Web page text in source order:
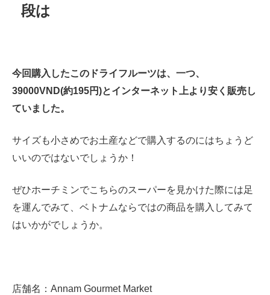
段は
今回購入したこのドライフルーツは、一つ、
39000VND(約195円)とインターネット上より安く販売し
ていました。
サイズも小さめでお土産などで購入するのにはちょうど
いいのではないでしょうか！
ぜひホーチミンでこちらのスーパーを見かけた際には足
を運んでみて、ベトナムならではの商品を購入してみて
はいかがでしょうか。
店舗名：Annam Gourmet Market